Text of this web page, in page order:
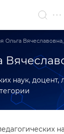
наук,
Ольга Вячеславовна,